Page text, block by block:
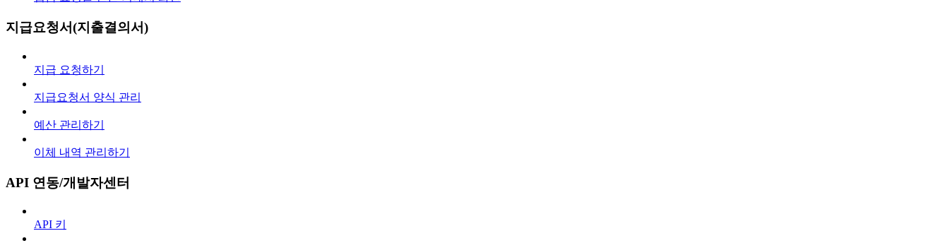
지급요청서(지출결의서)
지급 요청하기
지급요청서 양식 관리
예산 관리하기
이체 내역 관리하기
API 연동/개발자센터
API 키